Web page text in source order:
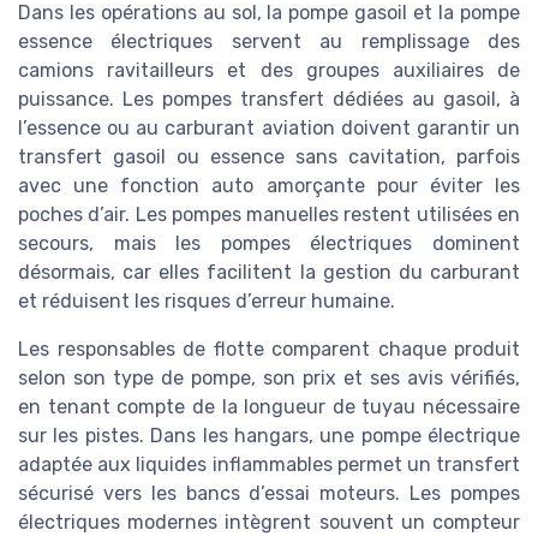
Dans les opérations au sol, la pompe gasoil et la pompe
essence électriques servent au remplissage des
camions ravitailleurs et des groupes auxiliaires de
puissance. Les pompes transfert dédiées au gasoil, à
l’essence ou au carburant aviation doivent garantir un
transfert gasoil ou essence sans cavitation, parfois
avec une fonction auto amorçante pour éviter les
poches d’air. Les pompes manuelles restent utilisées en
secours, mais les pompes électriques dominent
désormais, car elles facilitent la gestion du carburant
et réduisent les risques d’erreur humaine.
Les responsables de flotte comparent chaque produit
selon son type de pompe, son prix et ses avis vérifiés,
en tenant compte de la longueur de tuyau nécessaire
sur les pistes. Dans les hangars, une pompe électrique
adaptée aux liquides inflammables permet un transfert
sécurisé vers les bancs d’essai moteurs. Les pompes
électriques modernes intègrent souvent un compteur